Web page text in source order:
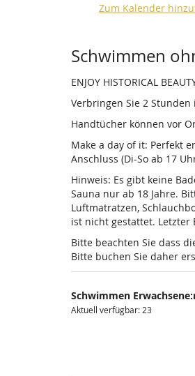
Zum Kalender
Produkte
Schwimmen
ENJOY HISTORICAL
Verbringen Sie 2
Handtücher können vor
Make a day of it: Perfekt
Anschluss (Di-So ab 17
Hinweis: Es gibt keine
Sauna nur ab 18 Jahre.
Luftmatratzen,
ist nicht gestattet. Letzter
Bitte beachten Sie dass
Bitte buchen Sie daher
Schwimmen
Aktuell verfügbar: 23